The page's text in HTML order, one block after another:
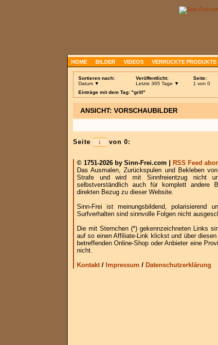
HOME BILDER VIDEOS VERRÜCKTE PRODUKTE
Sortieren nach:
Datum ▼
Veröffentlicht:
Letzte 365 Tage ▼
Seite:
1 von 0
Einträge mit dem Tag: "grill"
ANSICHT: VORSCHAUBILDER
Seite von 0:
© 1751-2026 by Sinn-Frei.com |
RSS Feed
Das Ausmalen, Zurückspulen und Bekleben
Strafe und wird mit Sinnfreientzug nicht
selbstverständlich auch für komplett andere
direkten Bezug zu dieser Website.
Sinn-Frei ist meinungsbildend, polarisierend
Surfverhalten sind sinnvolle Folgen nicht
Die mit Sternchen (*) gekennzeichneten Links
auf so einen Affiliate-Link klickst und über
betreffenden Online-Shop oder Anbieter eine
nicht.
Kontakt/ Impressum / Datenschutzerklärung